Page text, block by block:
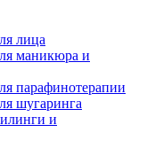
лица
маникюра и
парафинотерапии
шугаринга
и